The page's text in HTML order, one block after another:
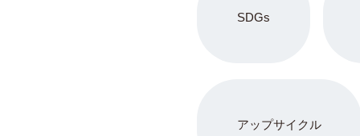
SDGs
アップサイクル